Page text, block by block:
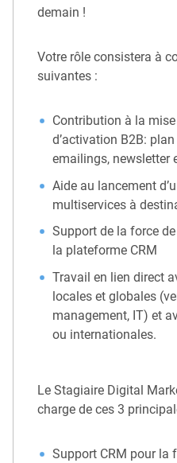
demain !
Votre rôle consistera à
suivantes :
Contribution à la mise
d’activation B2B:
emailings, newsletter
Aide au lancement
multiservices à
Support de la force
la plateforme CRM
Travail en lien direct
locales et globales
management, IT) et
ou internationales.
Le Stagiaire Digital
charge de ces 3
Support CRM pour la